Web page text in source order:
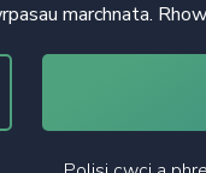
marchnata.